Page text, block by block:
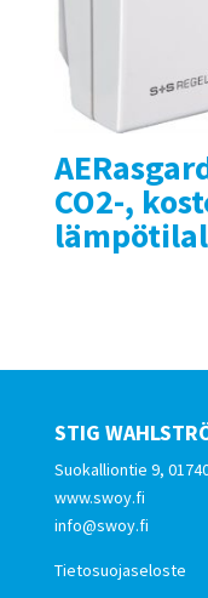
CO2-,
STIG
Suokalliontie 9,
www.swoy.fi
info@swoy.fi
Tietosuojaseloste